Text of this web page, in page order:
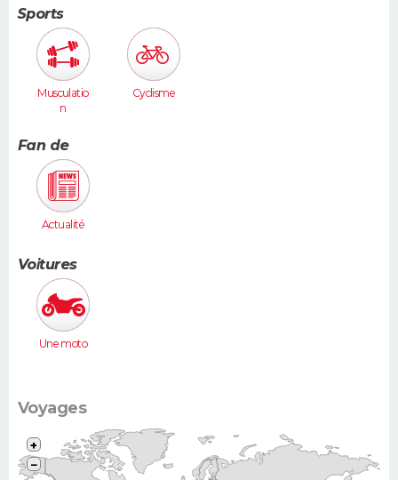
Sports
Musculatio
n
Cyclisme
Fan de
Actualité
Voitures
Une moto
Voyages
+
−